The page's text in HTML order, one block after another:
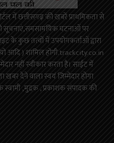
में छत्तीसगढ़ की खबरें प्राथमिकता से
सूचनाएं,समसामयिक घटनाओं पर
के कुछ तत्वों में उपयोगकर्ताओं द्वारा
आदि ) शामिल होगी.trackcity.co.in
नहीं स्वीकार करता है। साईट में
खबर देने वाला स्वयं जिम्मेदार होगा
,मुद्रक , प्रकाशक संपादक की